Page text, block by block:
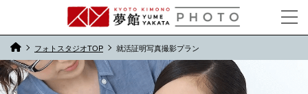
フォトスタジオTOP 就活証明写真撮影プラン